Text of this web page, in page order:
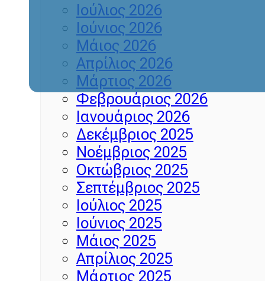
Ιούλιος 2026
Ιούνιος 2026
Μάιος 2026
Απρίλιος 2026
Μάρτιος 2026
Φεβρουάριος 2026
Ιανουάριος 2026
Δεκέμβριος 2025
Νοέμβριος 2025
Οκτώβριος 2025
Σεπτέμβριος 2025
Ιούλιος 2025
Ιούνιος 2025
Μάιος 2025
Απρίλιος 2025
Μάρτιος 2025